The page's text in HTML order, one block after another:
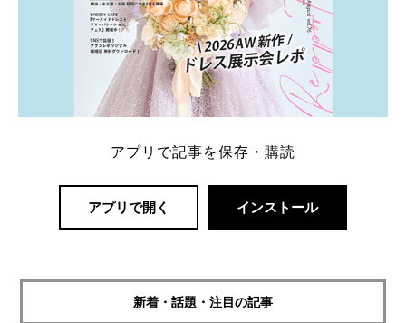
アプリで記事を保存・購読
アプリで開く インストール
新着・話題・注目の記事